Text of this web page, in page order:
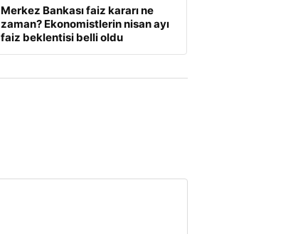
Merkez Bankası faiz kararı ne
zaman? Ekonomistlerin nisan ayı
faiz beklentisi belli oldu